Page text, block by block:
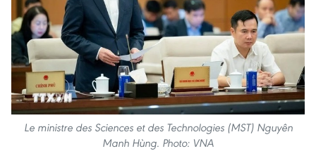
Le ministre des Sciences et des Technologies (MST) Nguyên
Manh Hùng. Photo: VNA